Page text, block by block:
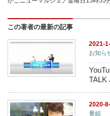
この著者の最新の記事
2021-
お知ら
TALK
2020-
番組